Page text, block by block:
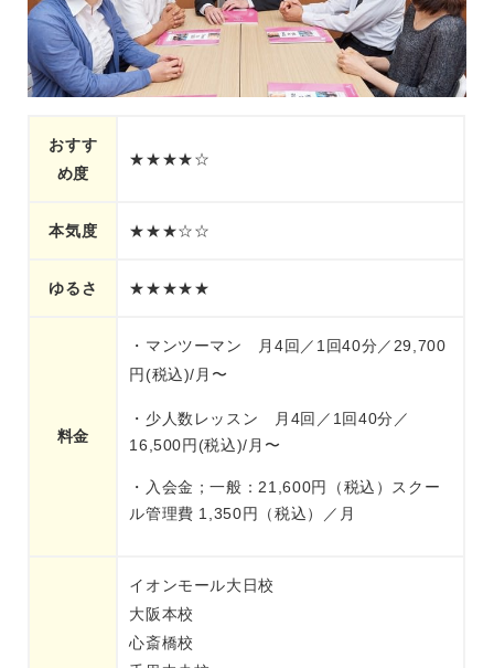
おすす
め度
★★★★☆
本気度 ★★★☆☆
ゆるさ ★★★★★
料金
・マンツーマン 月4回／1回40分／29,700
円(税込)/月〜
・少人数レッスン 月4回／1回40分／
16,500円(税込)/月〜
・入会金；一般：21,600円（税込）スクー
ル管理費 1,350円（税込）／月
イオンモール大日校
大阪本校
心斎橋校